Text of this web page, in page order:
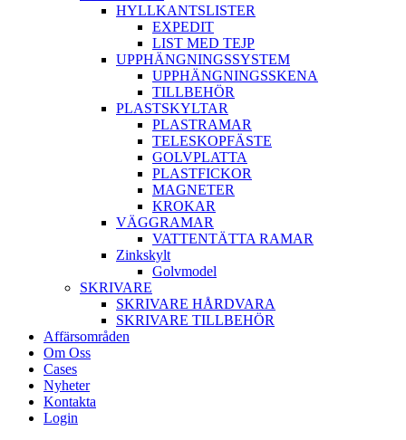
HYLLKANTSLISTER
EXPEDIT
LIST MED TEJP
UPPHÄNGNINGSSYSTEM
UPPHÄNGNINGSSKENA
TILLBEHÖR
PLASTSKYLTAR
PLASTRAMAR
TELESKOPFÄSTE
GOLVPLATTA
PLASTFICKOR
MAGNETER
KROKAR
VÄGGRAMAR
VATTENTÄTTA RAMAR
Zinkskylt
Golvmodel
SKRIVARE
SKRIVARE HÅRDVARA
SKRIVARE TILLBEHÖR
Affärsområden
Om Oss
Cases
Nyheter
Kontakta
Login